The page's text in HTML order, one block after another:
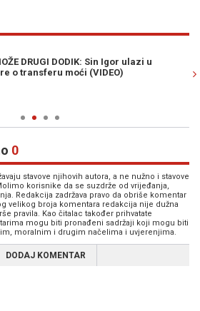
DRUGI DODIK: Sin Igor ulazi u
o transferu moći (VIDEO)
0
stavove njihovih autora, a ne nužno i stavove
korisnike da se suzdrže od vrijeđanja,
Redakcija zadržava pravo da obriše komentar
velikog broja komentara redakcija nije dužna
pravila. Kao čitalac također prihvatate
mogu biti pronađeni sadržaji koji mogu biti
moralnim i drugim načelima i uvjerenjima.
DODAJ KOMENTAR